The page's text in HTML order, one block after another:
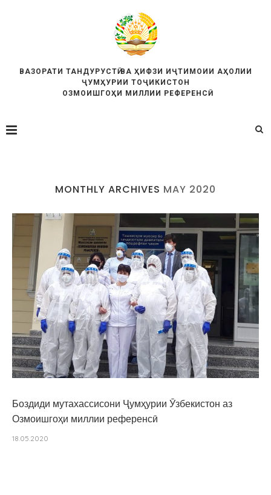
ВАЗОРАТИ ТАНДУРУСТӢ ВА ҲИФЗИ ИҶТИМОИИ АҲОЛИИ
ҶУМҲУРИИ ТОҶИКИСТОН
ОЗМОИШГОҲИ МИЛЛИИ РЕФЕРЕНСӢ
MONTHLY ARCHIVES MAY 2020
Боздиди мутахассисони Ҷумҳурии Ӯзбекистон аз
Озмоишгоҳи миллии референсӣ
18.05.2020